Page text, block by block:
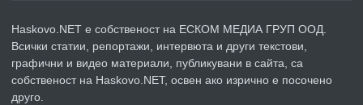
преди 3 дни
ПРЕДЛАГА
🔑 ОБЗАВЕДЕНА ГАРСОНИЕРА ПОД
Haskovo.NET е собственост на ЕСКОМ МЕДИА ГРУП ООД.
Всички статии, репортажи, интервюта и други текстови,
графични и видео материали, публикувани в сайта, са
собственост на Haskovo.NET, освен ако изрично е посочено
друго.